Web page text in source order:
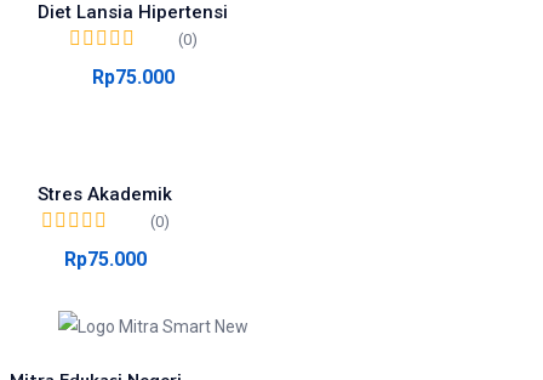
Diet Lansia Hipertensi
(0)
Rp75.000
Stres Akademik
(0)
Rp75.000